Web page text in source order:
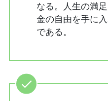
なる。人生の満
金の自由を手に
である。